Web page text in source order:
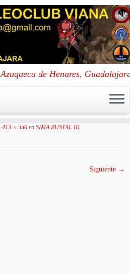
de Henares,
WhatsApp Image 2021-04-02 at 22.23.48
413 × 550 en SIMA BUSTAL III.
Siguiente →